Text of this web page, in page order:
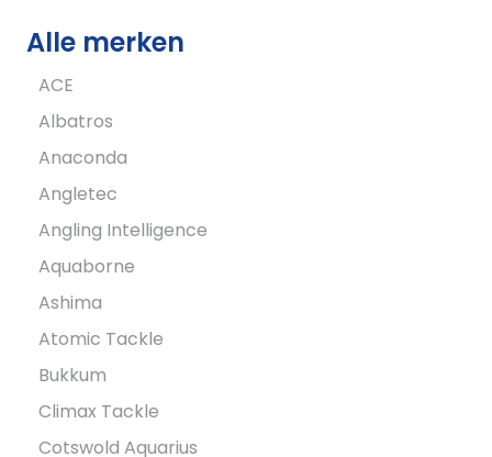
Alle merken
ACE
Albatros
Anaconda
Angletec
Angling Intelligence
Aquaborne
Ashima
Atomic Tackle
Bukkum
Climax Tackle
Cotswold Aquarius